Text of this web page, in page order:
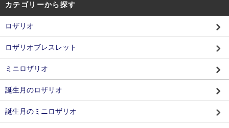
カテゴリーから探す
ロザリオ
ロザリオブレスレット
ミニロザリオ
誕生月のロザリオ
誕生月のミニロザリオ